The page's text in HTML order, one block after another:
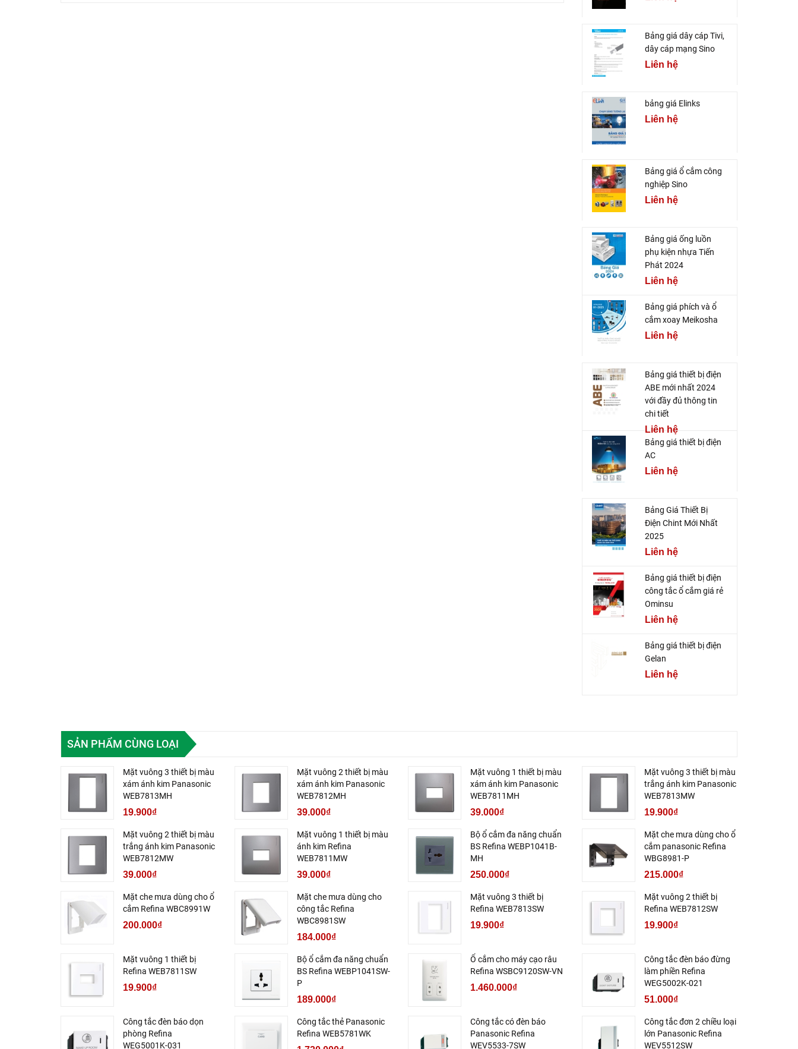
Bảng giá dây cáp Tivi,
dây cáp mạng Sino
Liên hệ
bảng giá Elinks
Liên hệ
Bảng giá ổ cắm công
nghiệp Sino
Liên hệ
Bảng giá ống luồn
phụ kiện nhựa Tiến
Phát 2024
Liên hệ
Bảng giá phích và ổ
cắm xoay Meikosha
Liên hệ
Bảng giá thiết bị điện
ABE mới nhất 2024
với đầy đủ thông tin
chi tiết
Liên hệ
Bảng giá thiết bị điện
AC
Liên hệ
Bảng Giá Thiết Bị
Điện Chint Mới Nhất
2025
Liên hệ
Bảng giá thiết bị điện
công tắc ổ cắm giá rẻ
Ominsu
Liên hệ
Bảng giá thiết bị điện
Gelan
Liên hệ
SẢN PHẨM CÙNG LOẠI
Mặt vuông 3 thiết bị màu
xám ánh kim Panasonic
WEB7813MH
19.900₫
Mặt vuông 2 thiết bị màu
xám ánh kim Panasonic
WEB7812MH
39.000₫
Mặt vuông 1 thiết bị màu
xám ánh kim Panasonic
WEB7811MH
39.000₫
Mặt vuông 3 thiết bị màu
trắng ánh kim Panasonic
WEB7813MW
19.900₫
Mặt vuông 2 thiết bị màu
trắng ánh kim Panasonic
WEB7812MW
39.000₫
Mặt vuông 1 thiết bị màu
ánh kim Refina
WEB7811MW
39.000₫
Bộ ổ cắm đa năng chuẩn
BS Refina WEBP1041B-
MH
250.000₫
Mặt che mưa dùng cho ổ
cắm panasonic Refina
WBG8981-P
215.000₫
Mặt che mưa dùng cho ổ
cắm Refina WBC8991W
200.000₫
Mặt che mưa dùng cho
công tắc Refina
WBC8981SW
184.000₫
Mặt vuông 3 thiết bị
Refina WEB7813SW
19.900₫
Mặt vuông 2 thiết bị
Refina WEB7812SW
19.900₫
Mặt vuông 1 thiết bị
Refina WEB7811SW
19.900₫
Bộ ổ cắm đa năng chuẩn
BS Refina WEBP1041SW-
P
189.000₫
Ổ cắm cho máy cạo râu
Refina WSBC9120SW-VN
1.460.000₫
Công tắc đèn báo đừng
làm phiền Refina
WEG5002K-021
51.000₫
Công tắc đèn báo dọn
phòng Refina
WEG5001K-031
Công tắc thẻ Panasonic
Refina WEB5781WK
Công tắc có đèn báo
Panasonic Refina
WEV5533-7SW
Công tắc đơn 2 chiều loại
lớn Panasonic Refina
WEV5512SW